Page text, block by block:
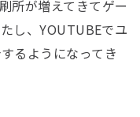
所が増えてきてゲー
し、YOUTUBEでユ
るようになってき